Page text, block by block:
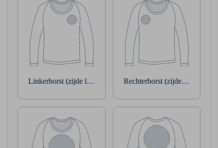
Linkerborst (zijde linkerarm) Rechterborst (zijde